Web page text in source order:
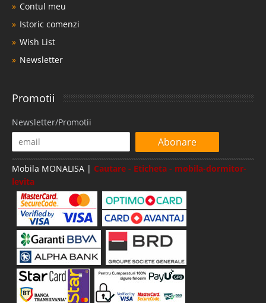
Contul meu
Istoric comenzi
Wish List
Newsletter
Promotii
Newsletter/Promotii
Abonare
Mobila MONALISA | Cautare - Eticheta - mobila-dormitor-
levita